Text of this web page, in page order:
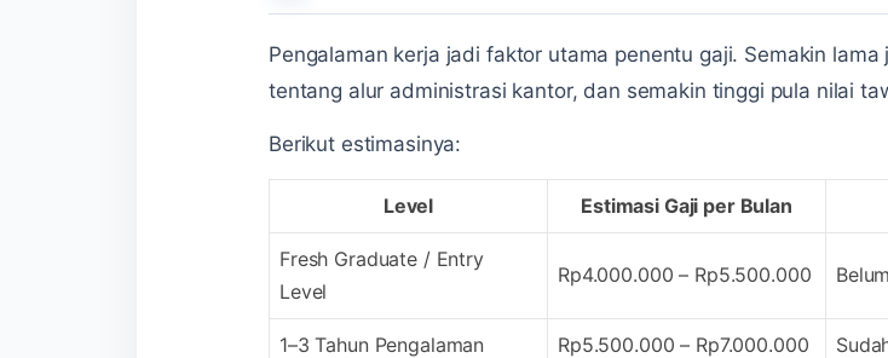
Pengalaman kerja jadi faktor utama penentu gaji. Semakin
tentang alur administrasi kantor, dan semakin tinggi pula nilai
Berikut estimasinya:
Level Estimasi Gaji per Bulan
Fresh Graduate / Entry
Level
Rp4.000.000 – Rp5.500.000
1–3 Tahun Pengalaman Rp5.500.000 – Rp7.000.000